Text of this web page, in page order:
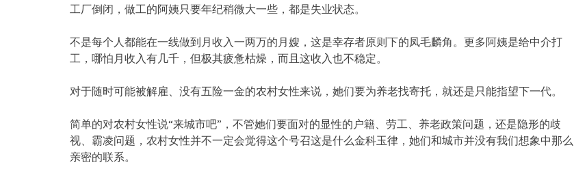
工厂倒闭，做工的阿姨只要年纪稍微大一些，都是失业状态。
不是每个人都能在一线做到月收入一两万的月嫂，这是幸存者原则下的凤毛麟角。更多阿姨是给中介打
工，哪怕月收入有几千，但极其疲惫枯燥，而且这收入也不稳定。
对于随时可能被解雇、没有五险一金的农村女性来说，她们要为养老找寄托，就还是只能指望下一代。
简单的对农村女性说‌‌“来城市吧‌‌”，不管她们要面对的显性的户籍、劳工、养老政策问题，还是隐形的歧
视、霸凌问题，农村女性并不一定会觉得这个号召这是什么金科玉律，她们和城市并没有我们想象中那么
亲密的联系。